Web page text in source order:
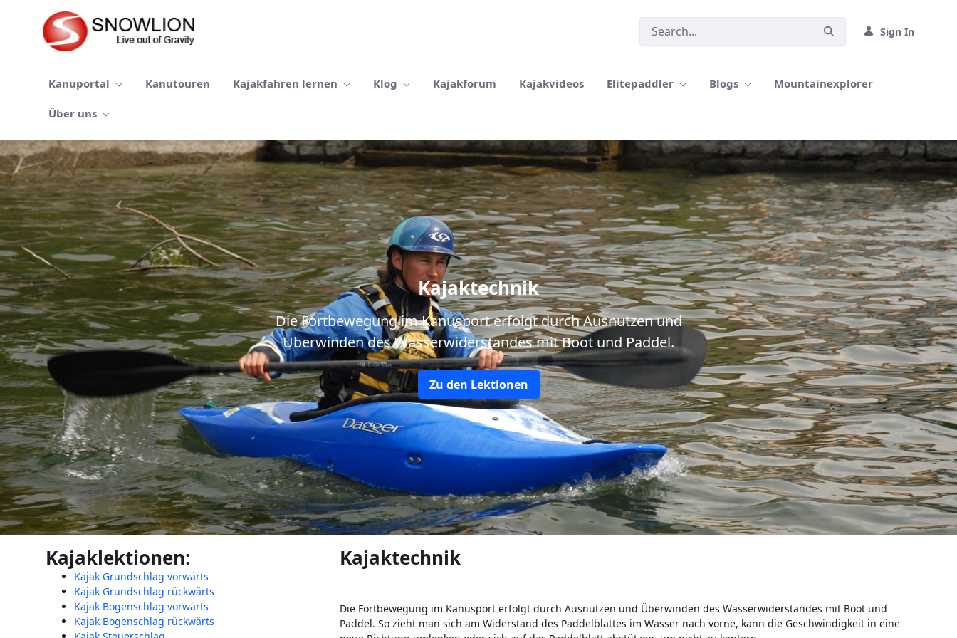
Skip to Main Content
Sign In
Kanuportal Kanutouren Kajakfahren lernen Klog Kajakforum Kajakvideos Elitepaddler Blogs Mountainexplorer
Über uns
Kajaktechnik
Die Fortbewegung im Kanusport erfolgt durch Ausnutzen und
Überwinden des Wasserwiderstandes mit Boot und Paddel.
Zu den Lektionen
Kajaklektionen:
Kajak Grundschlag vorwärts
Kajak Grundschlag rückwärts
Kajak Bogenschlag vorwärts
Kajak Bogenschlag rückwärts
Kajaktechnik
Die Fortbewegung im Kanusport erfolgt durch Ausnutzen und Überwinden des Wasserwiderstandes mit Boot und
Paddel. So zieht man sich am Widerstand des Paddelblattes im Wasser nach vorne, kann die Geschwindigkeit in eine